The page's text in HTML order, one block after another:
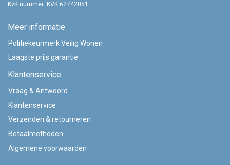
KvK nummer: KVK 62742051
Meer informatie
Politiekeurmerk Veilig Wonen
Laagste prijs garantie
Klantenservice
Vraag & Antwoord
Klantenservice
Verzenden & retourneren
Betaalmethoden
Algemene voorwaarden